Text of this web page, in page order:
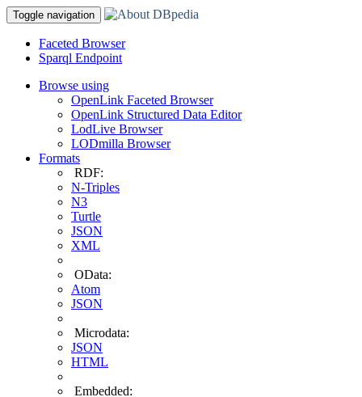
Toggle navigation
Faceted Browser
Sparql Endpoint
Browse using
OpenLink Faceted Browser
OpenLink Structured Data Editor
LodLive Browser
LODmilla Browser
Formats
RDF:
N-Triples
N3
Turtle
JSON
XML
OData:
Atom
JSON
Microdata:
JSON
HTML
Embedded: